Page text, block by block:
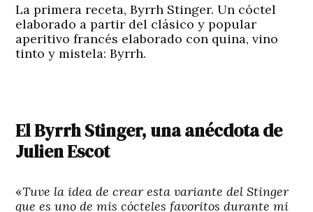
La primera receta, Byrrh Stinger. Un cóctel
elaborado a partir del clásico y popular
aperitivo francés elaborado con quina, vino
tinto y mistela: Byrrh.
El Byrrh Stinger, una anécdota de
Julien Escot
«Tuve la idea de crear esta variante del Stinger
que es uno de mis cócteles favoritos durante mi